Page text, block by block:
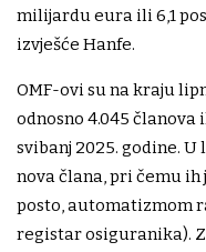
milijardu eura ili 6,1
izvješće Hanfe.
OMF-ovi su na kraju
odnosno 4.045 članova
svibanj 2025. godine.
nova člana, pri čemu ih
posto, automatizmom
registar osiguranika).